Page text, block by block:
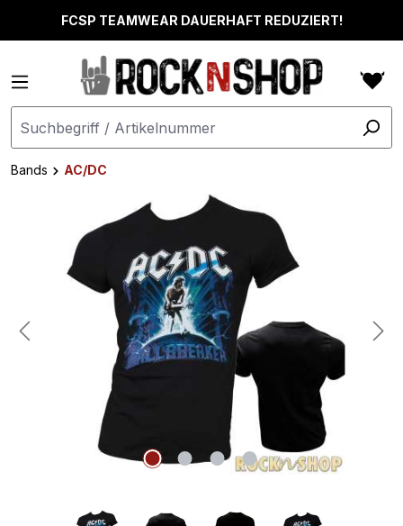
springenFCSP TEAMWEAR DAUERHAFT REDUZIERT!
Bands
AC/DC